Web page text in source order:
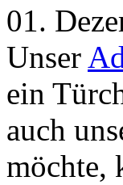
01.
Unser
ein
auch
möchte,